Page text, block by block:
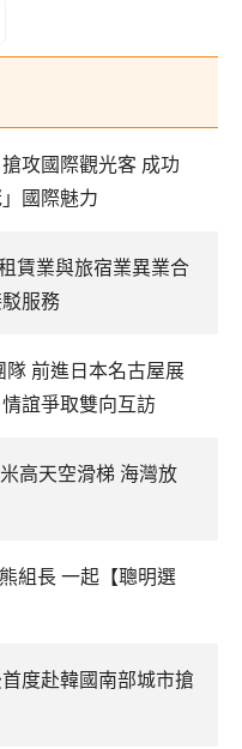
攻國際觀光客 成功
國際魅力
賃業與旅宿業異業合
服務
隊 前進日本名古屋展
誼爭取雙向互訪
高天空滑梯 海灣放
組長 一起【聰明選
度赴韓國南部城市搶